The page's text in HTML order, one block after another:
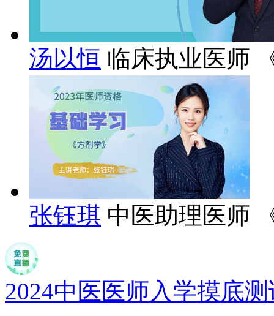
汤以恒 临床执业医师
张钰琪 中医助理医师
2024中医医师入学摸底